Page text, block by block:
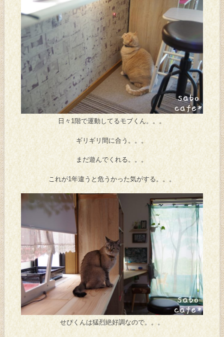
日々1階で運動してるモブくん。。。
ギリギリ間に合う。。。
まだ遊んでくれる。。。
これが1年違うと危うかった気がする。。。
せぴくんは猛烈絶好調なので。。。